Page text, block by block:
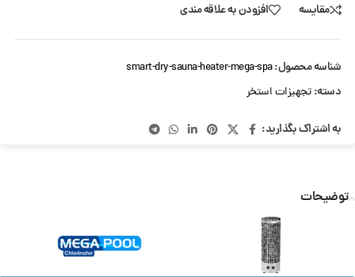
مقایسه افزودن به علاقه مندی
شناسه محصول:smart-dry-sauna-heater-mega-spa
دسته: تجهیزات استخر
به اشتراک بگذارید:
توضیحات